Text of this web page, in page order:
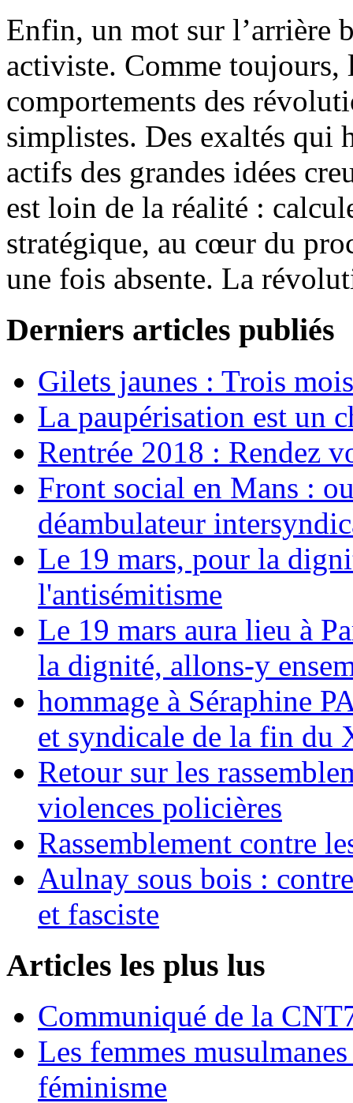
Enfin, un mot sur l’arrière
activiste. Comme toujours,
comportements des
simplistes. Des exaltés qui
actifs des grandes idées
est loin de la réalité :
stratégique, au cœur du
une fois absente. La
Derniers articles publiés
Gilets jaunes : Trois
La paupérisation est un
Rentrée 2018 : Rendez
Front social en Mans :
déambulateur
Le 19 mars, pour la
l'antisémitisme
Le 19 mars aura lieu à
la dignité, allons-y
hommage à Séraphine
et syndicale de la fin du
Retour sur les
violences policières
Rassemblement contre
Aulnay sous bois :
et fasciste
Articles les plus lus
Communiqué de la
Les femmes
féminisme